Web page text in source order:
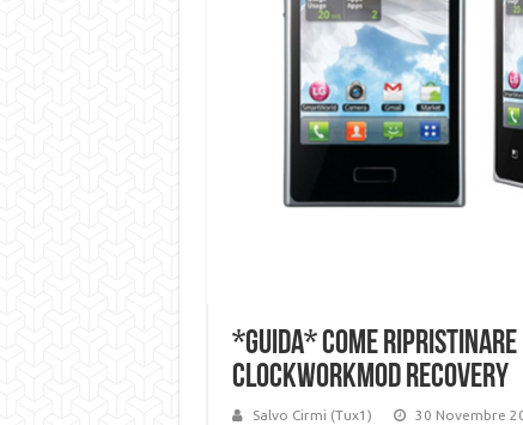
*GUIDA* Come
Clockworkmod recovery
Salvo Cirmi (Tux1) 30 Novembre